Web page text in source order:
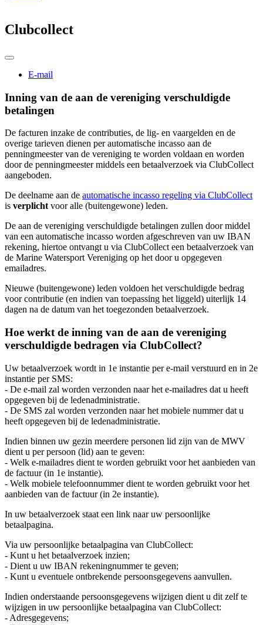
Clubcollect
E-mail
Inning van de aan de vereniging verschuldigde
betalingen
De facturen inzake de contributies, de lig- en vaargelden en de
overige tarieven dienen per automatische incasso aan de
penningmeester van de vereniging te worden voldaan en worden
door de penningmeester middels een betaalverzoek via ClubCollect
aangeboden.
De deelname aan de automatische incasso regeling via ClubCollect
is verplicht voor alle (buitengewone) leden.
De aan de vereniging verschuldigde betalingen zullen door middel
van een automatische incasso worden afgeschreven van uw IBAN
rekening, hiertoe ontvangt u via ClubCollect een betaalverzoek van
de Marine Watersport Vereniging op het door u opgegeven
emailadres.
Nieuwe (buitengewone) leden voldoen het verschuldigde bedrag
voor contributie (en indien van toepassing het liggeld) uiterlijk 14
dagen na de datum van het toegezonden betaalverzoek.
Hoe werkt de inning van de aan de vereniging
verschuldigde bedragen via ClubCollect?
Uw betaalverzoek wordt in 1e instantie per e-mail verstuurd en in 2e
instantie per SMS:
- De e-mail zal worden verzonden naar het e-mailadres dat u heeft
opgegeven bij de ledenadministratie.
- De SMS zal worden verzonden naar het mobiele nummer dat u
heeft opgegeven bij de ledenadministratie.
Indien binnen uw gezin meerdere personen lid zijn van de MWV
dient u per persoon (lid) aan te geven:
- Welk e-mailadres dient te worden gebruikt voor het aanbieden van
de factuur (in 1e instantie).
- Welk mobiele telefoonnummer dient te worden gebruikt voor het
aanbieden van de factuur (in 2e instantie).
In uw betaalverzoek staat een link naar uw persoonlijke
betaalpagina.
Via uw persoonlijke betaalpagina van ClubCollect:
- Kunt u het betaalverzoek inzien;
- Dient u uw IBAN rekeningnummer te geven;
- Kunt u eventuele ontbrekende persoonsgegevens aanvullen.
Indien onderstaande persoonsgegevens wijzigen dient u dit zelf te
wijzigen in uw persoonlijke betaalpagina van ClubCollect:
- Adresgegevens;